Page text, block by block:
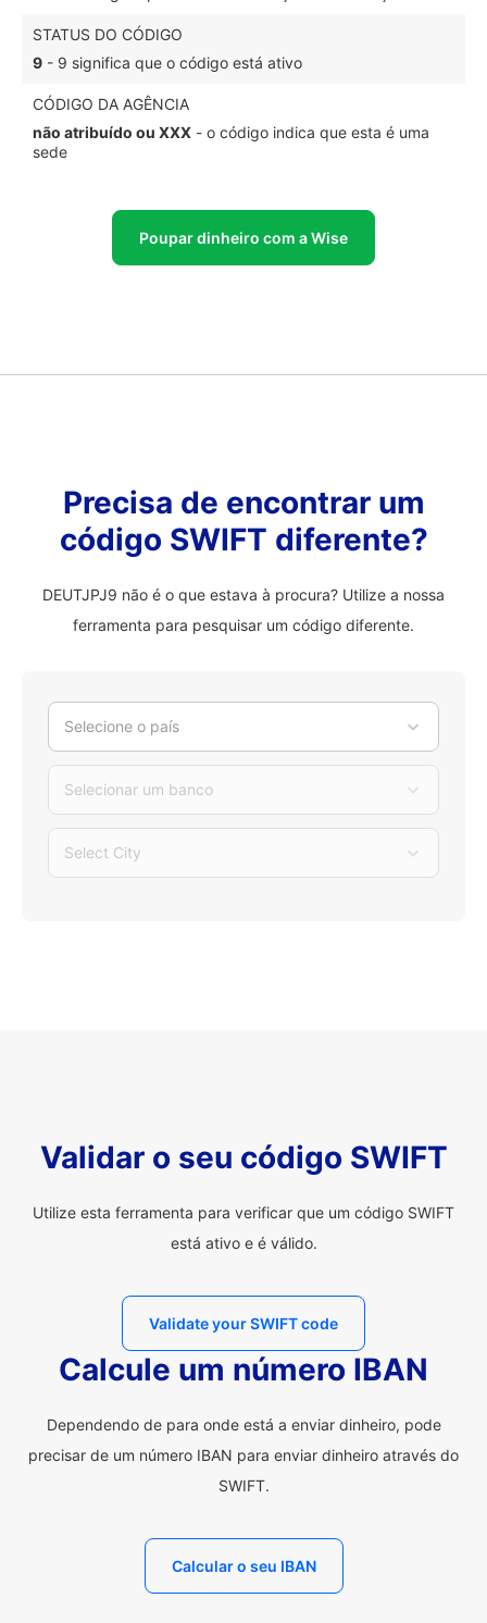
STATUS DO CÓDIGO
9 - 9 significa que o código está ativo
CÓDIGO DA AGÊNCIA
não atribuído ou XXX - o código indica que esta é uma
sede
Poupar dinheiro com a Wise
Precisa de encontrar um
código SWIFT diferente?
DEUTJPJ9 não é o que estava à procura? Utilize a nossa
ferramenta para pesquisar um código diferente.
Selecione o país
Selecionar um banco
Select City
Validar o seu código SWIFT
Utilize esta ferramenta para verificar que um código SWIFT
está ativo e é válido.
Validate your SWIFT code
Calcule um número IBAN
Dependendo de para onde está a enviar dinheiro, pode
precisar de um número IBAN para enviar dinheiro através do
SWIFT.
Calcular o seu IBAN